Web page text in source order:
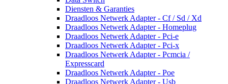
Diensten & Garanties
Draadloos Netwerk Adapter - Cf / Sd / Xd
Draadloos Netwerk Adapter - Homeplug
Draadloos Netwerk Adapter - Pci-e
Draadloos Netwerk Adapter - Pci-x
Draadloos Netwerk Adapter - Pcmcia /
Expresscard
Draadloos Netwerk Adapter - Poe
Draadloos Netwerk Adapter - Usb